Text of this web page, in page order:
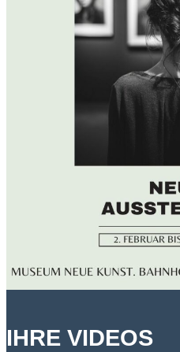
IHRE VIDEOS